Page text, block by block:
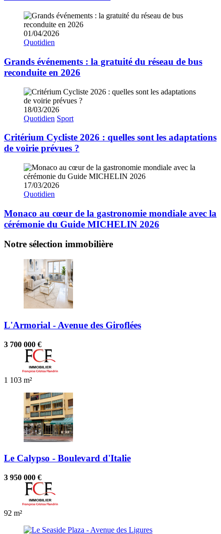
01/04/2026
Quotidien
Grands événements : la gratuité du réseau de bus
reconduite en 2026
18/03/2026
Quotidien Sport
Critérium Cycliste 2026 : quelles sont les adaptations
de voirie prévues ?
17/03/2026
Quotidien
Monaco au cœur de la gastronomie mondiale avec la
cérémonie du Guide MICHELIN 2026
Notre sélection immobilière
L'Armorial - Avenue des Giroflées
3 700 000 €
1 103 m²
Le Calypso - Boulevard d'Italie
3 950 000 €
92 m²